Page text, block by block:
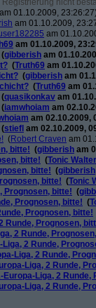
nicht
am 01.10.2009,
am 01.10.2009,
am
am 01.10.2009,
(gibberish am
(Truth69 am
(gibberish am
(Truth69 am
(quasikonkav am
(iamwhoiam am
am 02.10.2009,
(stiefl am 02.10.2009,
(Robert Craven am
bitte! (gibberish am
bitte! (Tonic Walter
bitte! (gibberish
bitte! (Tonic
Prognosen, bitte! (
Prognosen, bitte! (
Prognosen, bitte!
Runde, Prognosen,
2 Runde,
Liga, 2 Runde,
Liga, 2 Runde,
Liga, 2 Runde,
Europa-Liga, 2
Liga, 2 Runde,